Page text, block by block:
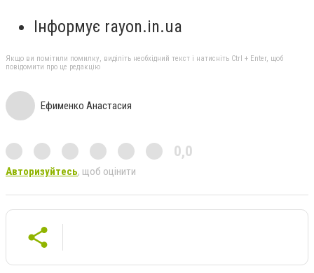
Інформує rayon.in.ua
Якщо ви помітили помилку, виділіть необхідний текст і натисніть Ctrl + Enter, щоб
повідомити про це редакцію
Ефименко Анастасия
0,0
Авторизуйтесь, щоб оцінити